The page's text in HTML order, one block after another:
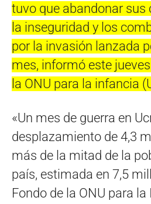
tuvo que abandonar sus
la inseguridad y los
por la invasión lanzada
mes, informó este
la ONU para la infancia
«Un mes de guerra en
desplazamiento de 4,3
más de la mitad de la
país, estimada en 7,5
Fondo de la ONU para